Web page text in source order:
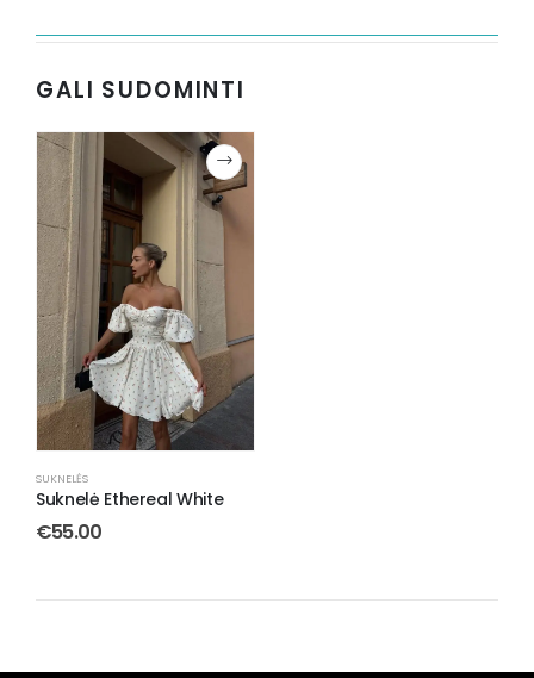
GALI SUDOMINTI
SUKNELĖS
Suknelė Ethereal White
€55.00